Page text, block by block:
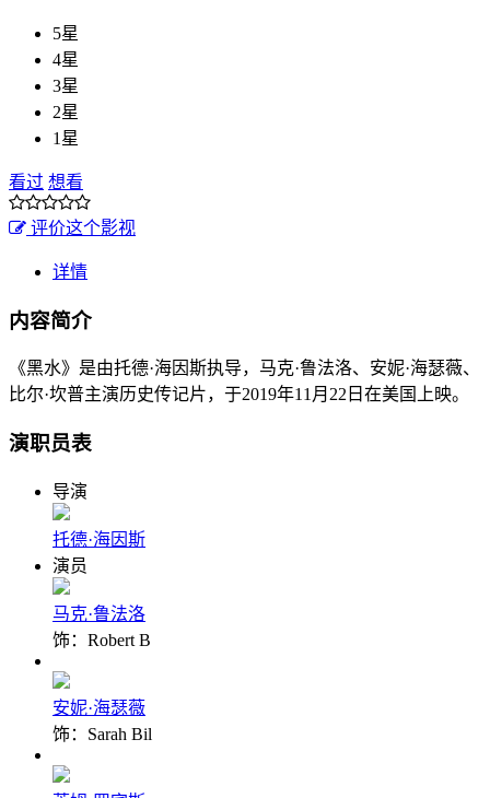
5星
4星
3星
2星
1星
看过 想看
评价这个影视
详情
内容简介
《黑水》是由托德·海因斯执导，马克·鲁法洛、安妮·海瑟薇、
比尔·坎普主演历史传记片，于2019年11月22日在美国上映。
演职员表
导演
托德·海因斯
演员
马克·鲁法洛
饰：Robert B
安妮·海瑟薇
饰：Sarah Bil